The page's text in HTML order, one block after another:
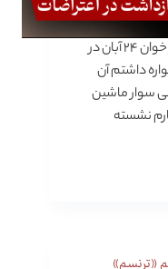
« صدرام اهل جنوبم و همجنسگرام. در فراخوان ۲۴ آبان در
داشتم آن
سوار ماشین
نشسته